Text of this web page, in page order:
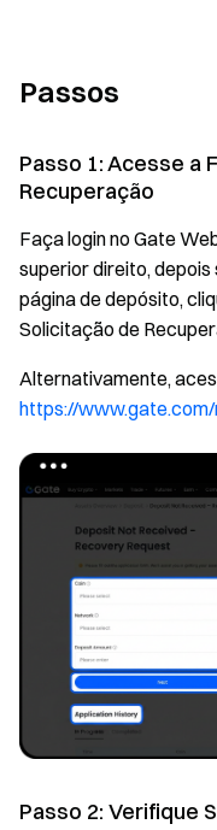
Passos
Passo 1: Acesse a
Recuperação
Faça login no Gate
superior direito,
página de depósito,
Solicitação de
Alternativamente,
https://
Passo 2: Verifique